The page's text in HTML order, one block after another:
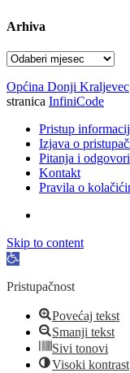
Arhiva
Arhiva
Općina Donji Kraljevec
stranica InfiniCode
Pristup
Izjava o
Pitanja i odgovori
Kontakt
Pravila o
Skip to content
Open
Pristupačnost
Povećaj tekst
Smanji tekst
Sivi tonovi
Visoki kontrast